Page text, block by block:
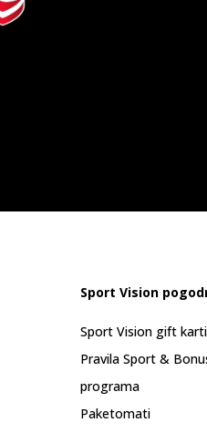
Sport Vision
Sport Vision gift
Pravila Sport &
programa
Paketomati